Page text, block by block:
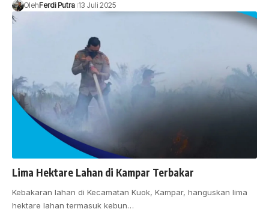
OlehFerdi Putra 13 Juli 2025
Lima Hektare Lahan di Kampar Terbakar
Kebakaran lahan di Kecamatan Kuok, Kampar, hanguskan lima
hektare lahan termasuk kebun…